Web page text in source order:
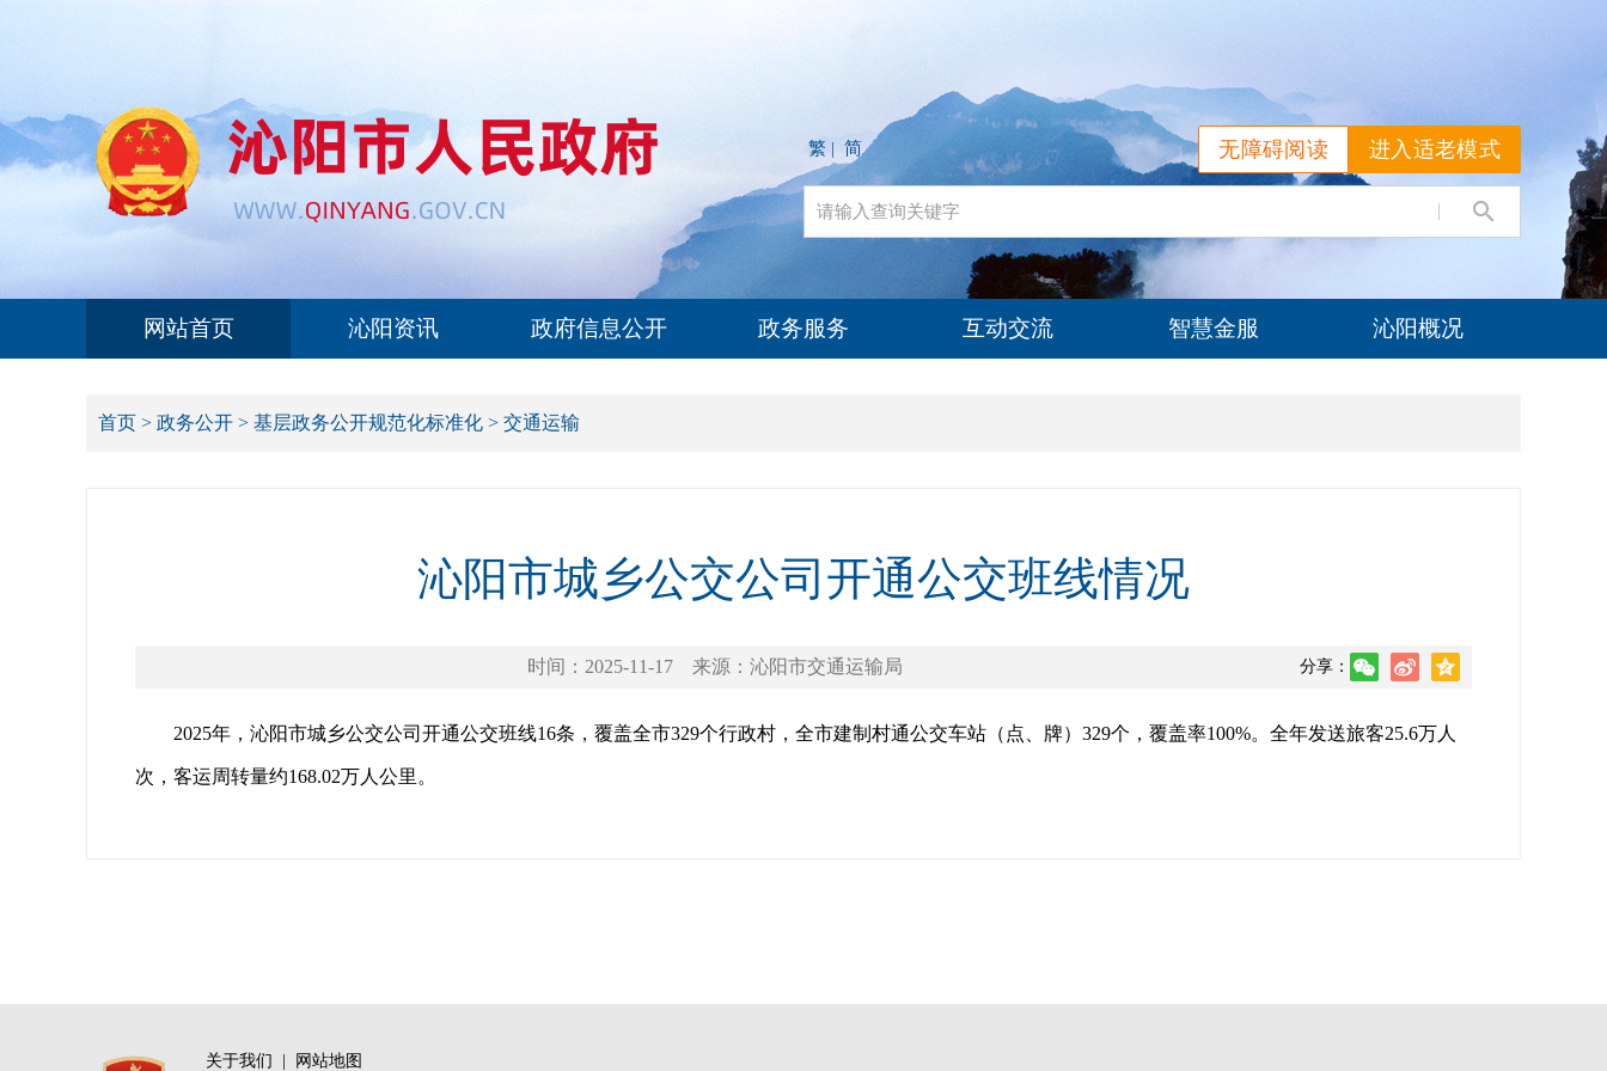
进入适老模式
无障碍阅读
繁 | 简
网站首页 沁阳资讯 政府信息公开 政务服务 互动交流 智慧金服 沁阳概况
首页 > 政务公开 > 基层政务公开规范化标准化 > 交通运输
沁阳市城乡公交公司开通公交班线情况
时间：2025-11-17 来源：沁阳市交通运输局 分享：
2025年，沁阳市城乡公交公司开通公交班线16条，覆盖全市329个行政村，全市建制村通公交车站（点、牌）329个，覆盖率100%。全年发送旅客25.6万人
次，客运周转量约168.02万人公里。
关于我们 网站地图